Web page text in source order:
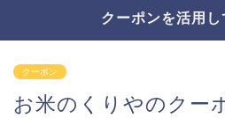
クーポンを活用
クーポン
お米のくりやのクー